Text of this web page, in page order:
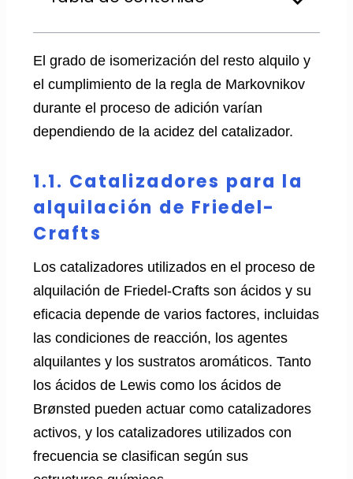
El grado de isomerización del resto alquilo y
el cumplimiento de la regla de Markovnikov
durante el proceso de adición varían
dependiendo de la acidez del catalizador.
1.1. Catalizadores para la
alquilación de Friedel-
Crafts
Los catalizadores utilizados en el proceso de
alquilación de Friedel-Crafts son ácidos y su
eficacia depende de varios factores, incluidas
las condiciones de reacción, los agentes
alquilantes y los sustratos aromáticos. Tanto
los ácidos de Lewis como los ácidos de
Brønsted pueden actuar como catalizadores
activos, y los catalizadores utilizados con
frecuencia se clasifican según sus